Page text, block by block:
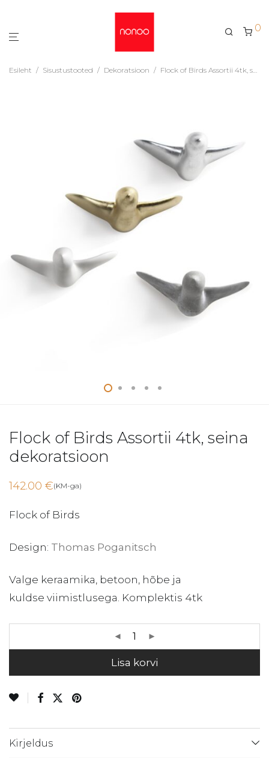
0
Esileht / Sisustustooted / Dekoratsioon / Flock of Birds Assortii 4tk, seina dekoratsioon
Flock of Birds Assortii 4tk, seina
dekoratsioon
142.00 €(KM-ga)
Flock of Birds
Design: Thomas Poganitsch
Valge keraamika, betoon, hõbe ja
kuldse viimistlusega. Komplektis 4tk
Lisa korvi
Kirjeldus